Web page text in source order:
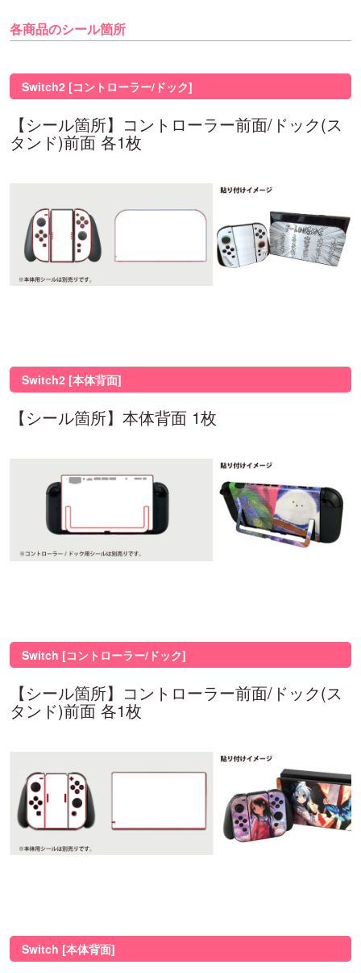
各商品のシール箇所
Switch2 [コントローラー/ドック]
【シール箇所】コントローラー前面/ドック(ス
タンド)前面 各1枚
Switch2 [本体背面]
【シール箇所】本体背面 1枚
Switch [コントローラー/ドック]
【シール箇所】コントローラー前面/ドック(ス
タンド)前面 各1枚
Switch [本体背面]